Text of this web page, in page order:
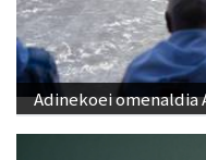
Adinekoei omenaldia